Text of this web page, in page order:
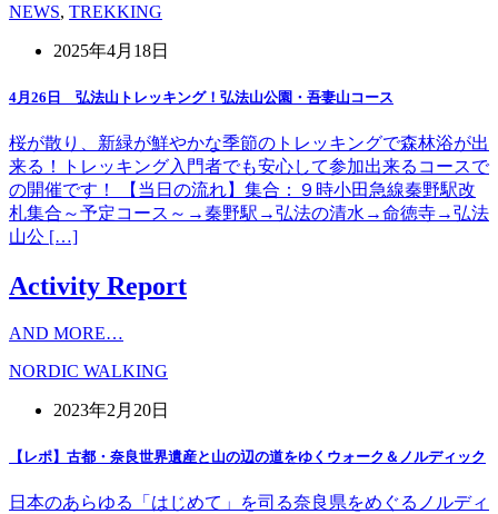
NEWS, TREKKING
2025年4月18日
4月26日 弘法山トレッキング！弘法山公園・吾妻山コース
桜が散り、新緑が鮮やかな季節のトレッキングで森林浴が出
来る！トレッキング入門者でも安心して参加出来るコースで
の開催です！ 【当日の流れ】集合：９時小田急線秦野駅改
札集合～予定コース～→秦野駅→弘法の清水→命徳寺→弘法
山公 […]
Activity Report
AND MORE…
NORDIC WALKING
2023年2月20日
【レポ】古都・奈良世界遺産と山の辺の道をゆくウォーク＆ノルディック
日本のあらゆる「はじめて」を司る奈良県をめぐるノルディ